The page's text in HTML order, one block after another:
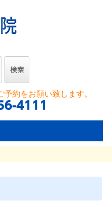
約をお願い致します。